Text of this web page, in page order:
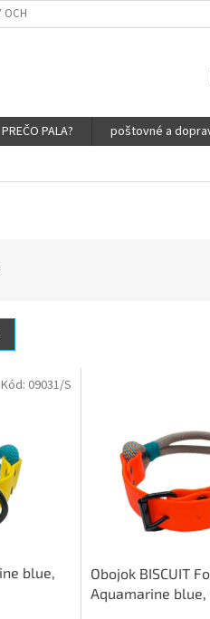
OSOBNÝCH ÚDAJOV
PREČO PALA? poštovné a
blue,
Kód: 09031/S
Obojok BISCUIT
Aquamarine blue,